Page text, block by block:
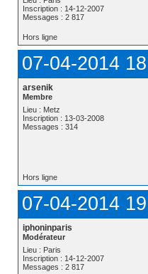
Inscription : 14-12-2007
Messages : 2 817
Hors ligne
07-04-2014
arsenik
Membre
Lieu : Metz
Inscription : 13-03-2008
Messages : 314
Hors ligne
07-04-2014
iphoninparis
Modérateur
Lieu : Paris
Inscription : 14-12-2007
Messages : 2 817